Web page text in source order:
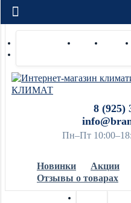
Доставка по РФ Оплата Монтаж
8 (925)
Пн–Пт
Новинки Акции
Отзывы о товарах